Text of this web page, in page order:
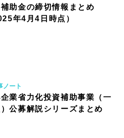
助金の締切情報まとめ
年4月4日時点）
ノート
業省力化投資補助事業（一
公募解説シリーズまとめ